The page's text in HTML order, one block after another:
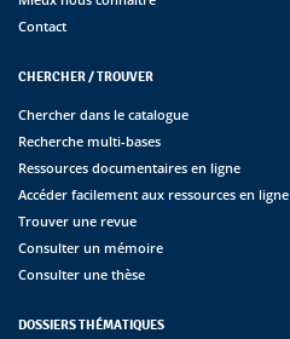
Contact
CHERCHER / TROUVER
Chercher dans le catalogue
Recherche multi-bases
Ressources documentaires en ligne
Accéder facilement aux ressources en ligne
Trouver une revue
Consulter un mémoire
Consulter une thèse
DOSSIERS THÉMATIQUES